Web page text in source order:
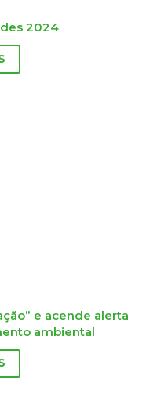
2024
e acende alerta
ambiental